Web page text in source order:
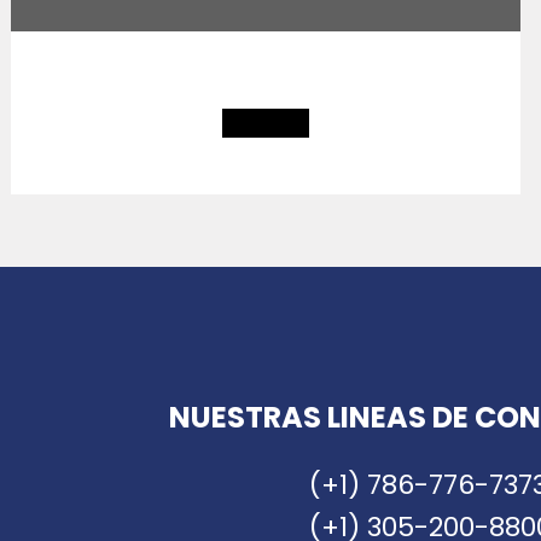
NUESTRAS LINEAS DE
(+1) 786-776-
(+1) 305-200-